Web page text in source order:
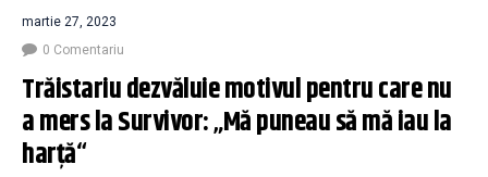
martie 27, 2023
0 Comentariu
Trăistariu dezvăluie motivul pentru care nu
a mers la Survivor: „Mă puneau să mă iau la
harță“